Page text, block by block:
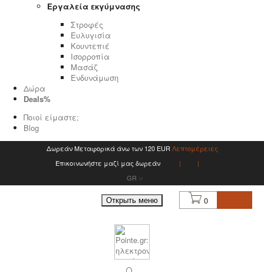
Εργαλεία εκγύμνασης
Στροφές
Ευλυγισία
Κουντεπιέ
Ισορροπία
Μασάζ
Ενδυνάμωση
Δώρα
Deals%
Ποιοί είμαστε;
Blog
Δωρεάν Μεταφορικά άνω των 120 EUR Λεπτομέρειες
Επικοινωνήστε μαζί μας δωρεάν
GR
Открыть меню 0